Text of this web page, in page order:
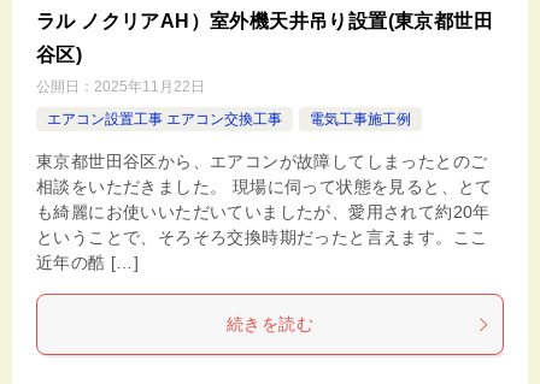
ラル ノクリアAH）室外機天井吊り設置(東京都世田
谷区)
公開日： 2025年11月22日
エアコン設置工事 エアコン交換工事
電気工事施工例
東京都世田谷区から、エアコンが故障してしまったとのご
相談をいただきました。 現場に伺って状態を見ると、とて
も綺麗にお使いいただいていましたが、愛用されて約20年
ということで、そろそろ交換時期だったと言えます。ここ
近年の酷 […]
続きを読む